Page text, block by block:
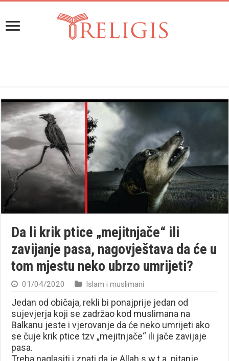
Da li krik ptice „mejitnjače“ ili
zavijanje pasa, nagovještava da će u
tom mjestu neko ubrzo umrijeti?
01/04/2020 Islam i muslimani
Jedan od običaja, rekli bi ponajprije jedan od
sujevjerja koji se zadržao kod muslimana na
Balkanu jeste i vjerovanje da će neko umrijeti ako
se čuje krik ptice tzv „mejitnjače“ ili jače zavijaje
pasa.
Treba naglasiti i znati da je Allah s.w.t.a. pitanje